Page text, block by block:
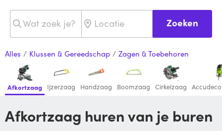
Zoeken
Alles / Klussen & Gereedschap / Zagen & Toebehoren
Afkortzaag Ijzerzaag Handzaag Boomzaag Cirkelzaag
Afkortzaag huren van je buren